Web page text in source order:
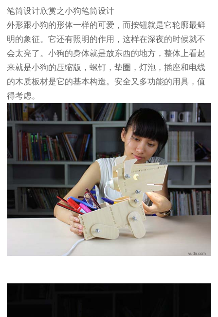
笔筒设计欣赏之小狗笔筒设计
外形跟小狗的形体一样的可爱，而按钮就是它轮廓最鲜
明的象征。它还有照明的作用，这样在深夜的时候就不
会太亮了。小狗的身体就是放东西的地方，整体上看起
来就是小狗的压缩版，螺钉，垫圈，灯泡，插座和电线
的木质板材是它的基本构造。安全又多功能的用具，值
得考虑。